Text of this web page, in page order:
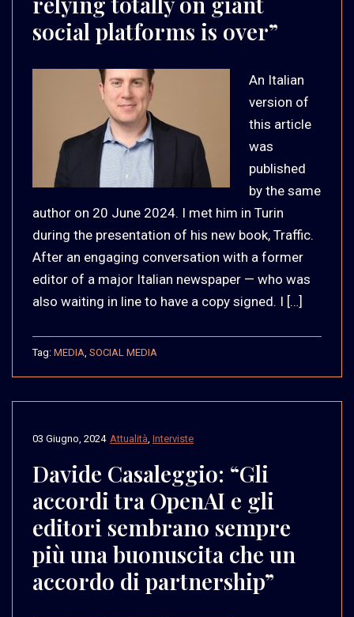
social platforms is over”
An Italian
version of
this article
was
published
by the same
author on 20 June 2024. I met him in Turin
during the presentation of his new book, Traffic.
After an engaging conversation with a former
editor of a major Italian newspaper — who was
also waiting in line to have a copy signed. I […]
Tag: MEDIA SOCIAL MEDIA
Attualità Interviste
03 Giugno, 2024
Davide Casaleggio: “Gli
accordi tra OpenAI e gli
editori sembrano sempre
più una buonuscita che un
accordo di partnership”